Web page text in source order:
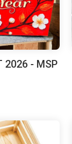
2026 - MSP